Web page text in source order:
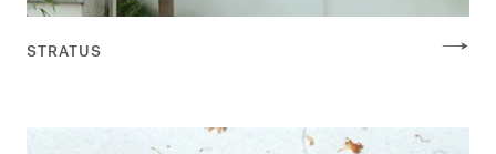
STRATUS